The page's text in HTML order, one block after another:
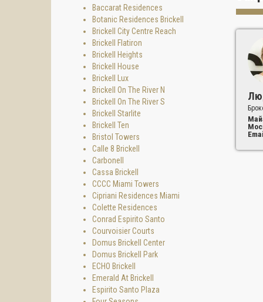
- Парк
-
-
-
- Ки
-
-
Baccarat Residences
Botanic Residences Brickell
Brickell City Centre Reach
Brickell Flatiron
Brickell Heights
Brickell House
Brickell Lux
Brickell On The River N
Brickell On The River S
Brickell Starlite
Brickell Ten
Bristol Towers
Calle 8 Brickell
Carbonell
Cassa Brickell
CCCC Miami Towers
Cipriani Residences Miami
Colette Residences
Conrad Espirito Santo
Courvoisier Courts
Domus Brickell Center
Domus Brickell Park
ECHO Brickell
Emerald At Brickell
Espirito Santo Plaza